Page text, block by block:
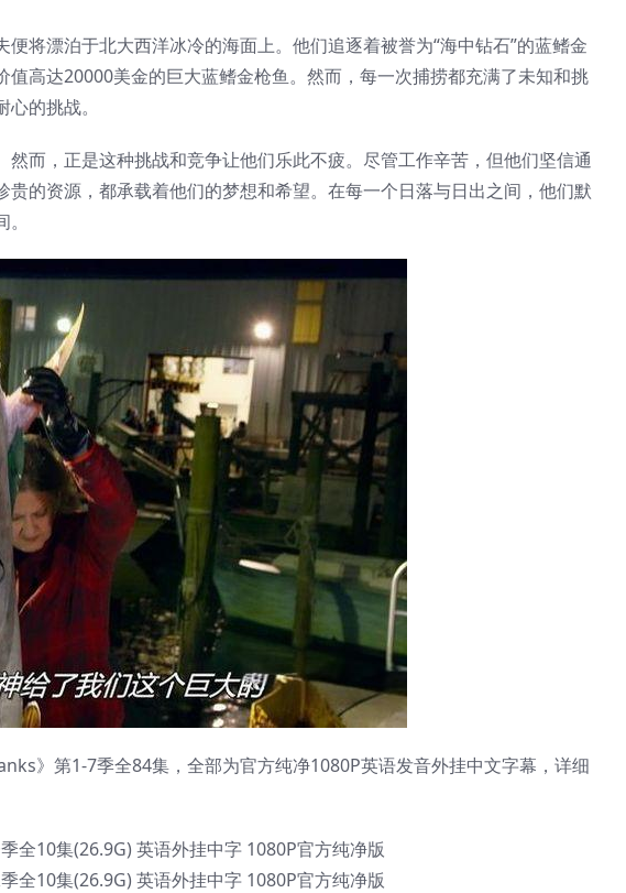
将漂泊于北大西洋冰冷的海面上。他们追逐着被誉为“海中钻石”的蓝鳍金
高达20000美金的巨大蓝鳍金枪鱼。然而，每一次捕捞都充满了未知和挑
的挑战。
而，正是这种挑战和竞争让他们乐此不疲。尽管工作辛苦，但他们坚信通
的资源，都承载着他们的梦想和希望。在每一个日落与日出之间，他们默
》第1-7季全84集，全部为官方纯净1080P英语发音外挂中文字幕，详细
全10集(26.9G) 英语外挂中字 1080P官方纯净版
全10集(26.9G) 英语外挂中字 1080P官方纯净版